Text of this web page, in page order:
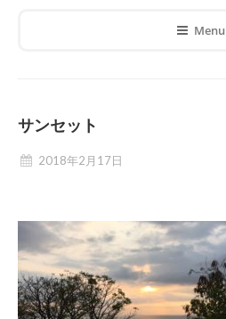
Menu
サンセット
2018年2月17日